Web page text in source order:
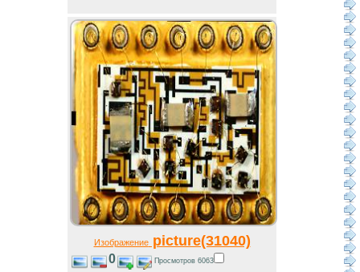
Изображениеpicture(31040)
0 Просмотров 6063